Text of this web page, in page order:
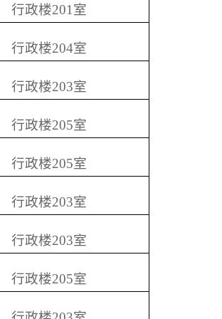
行政楼201 室
行政楼204室
行政楼203室
行政楼205室
行政楼205室
行政楼203室
行政楼203室
行政楼205室